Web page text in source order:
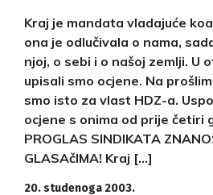
Kraj je mandata vladajuće
ona je odlučivala o nama,
njoj, o sebi i o našoj zemlji. U
upisali smo ocjene. Na
smo isto za vlast HDZ-a.
ocjene s onima od prije četiri
PROGLAS SINDIKATA
GLASAčIMA! Kraj […]
20. studenoga 2003.